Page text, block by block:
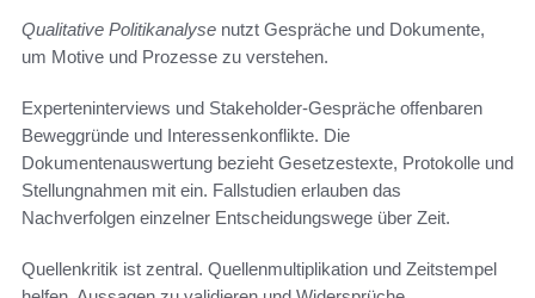
Qualitative Politikanalyse nutzt Gespräche und Dokumente,
um Motive und Prozesse zu verstehen.
Experteninterviews und Stakeholder-Gespräche offenbaren
Beweggründe und Interessenkonflikte. Die
Dokumentenauswertung bezieht Gesetzestexte, Protokolle und
Stellungnahmen mit ein. Fallstudien erlauben das
Nachverfolgen einzelner Entscheidungswege über Zeit.
Quellenkritik ist zentral. Quellenmultiplikation und Zeitstempel